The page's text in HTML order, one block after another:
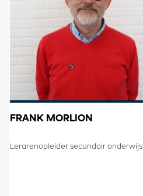
FRANK MORLION
Lerarenopleider secundair onderwijs